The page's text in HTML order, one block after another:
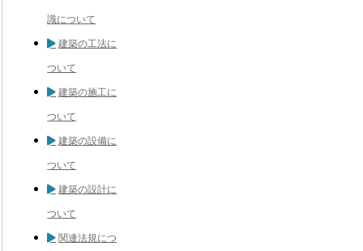
識について
建築の工法に
ついて
建築の施工に
ついて
建築の設備に
ついて
建築の設計に
ついて
関連法規につ